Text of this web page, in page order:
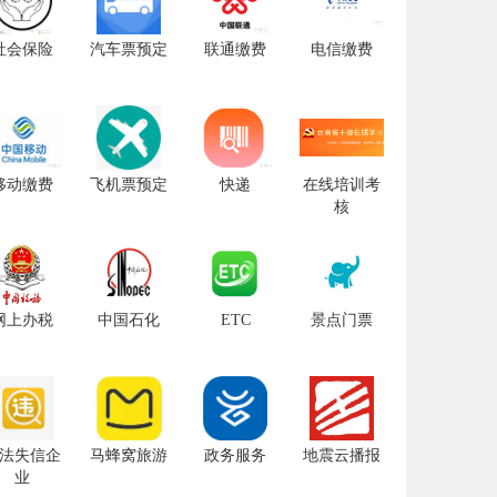
会保险 汽车票预定 联通缴费 电信缴费
动缴费 飞机票预定 快递
在线培训考
核
上办税 中国石化 ETC 景点门票
失信企
业
马蜂窝旅游 政务服务 地震云播报